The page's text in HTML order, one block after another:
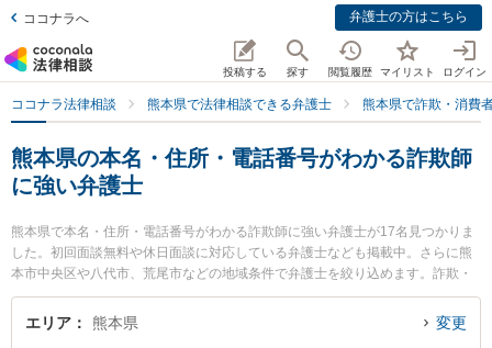
ココナラへ 弁護士の方はこちら
投稿する 探す 閲覧履歴 マイリスト ログイン
ココナラ法律相談 熊本県で法律相談できる弁護士 熊本県で詐欺・消費
熊本県の本名・住所・電話番号がわかる詐欺師
に強い弁護士
熊本県で本名・住所・電話番号がわかる詐欺師に強い弁護士が17名見つかりま
した。初回面談無料や休日面談に対応している弁護士なども掲載中。さらに熊
本市中央区や八代市、荒尾市などの地域条件で弁護士を絞り込めます。詐欺・
消費者問題に関係する投資詐欺や副業詐欺、FX詐欺等の細かな分野での絞り込
み検索もでき便利です。特に保田窪法律事務所の田上 裕輝弁護士や松﨑法律事
エリア 熊本県 変更